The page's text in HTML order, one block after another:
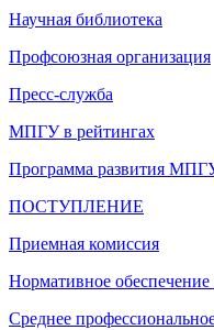
Научная библиотека
Профсоюзная организация
Пресс-служба
МПГУ в рейтингах
Программа развития
ПОСТУПЛЕНИЕ
Приемная комиссия
Нормативное обеспечение
Среднее